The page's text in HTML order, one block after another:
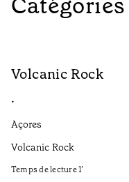
Volcanic Rock
•
Açores
Volcanic Rock
Temps de lecture1’